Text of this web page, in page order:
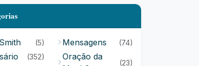
(5)
(352)
Mensagens (74)
Oração da
(23)